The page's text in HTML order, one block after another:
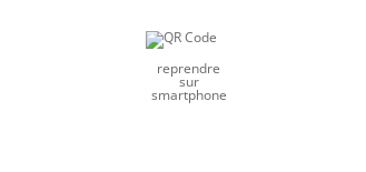
reprendre
sur
smartphone